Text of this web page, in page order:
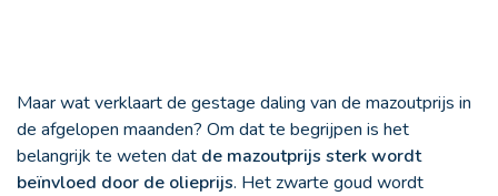
Maar wat verklaart de gestage daling van de mazoutprijs in
de afgelopen maanden? Om dat te begrijpen is het
belangrijk te weten dat de mazoutprijs sterk wordt
beïnvloed door de olieprijs. Het zwarte goud wordt